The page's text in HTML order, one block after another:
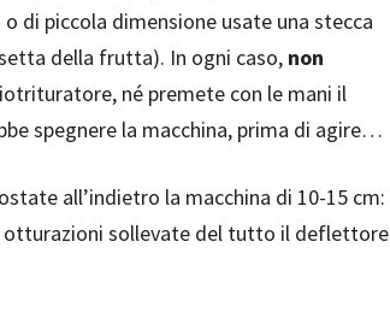
di piccola dimensione usate una stecca
della frutta). In ogni caso, non
né premete con le mani il
spegnere la macchina, prima di agire…
all’indietro la macchina di 10-15 cm:
otturazioni sollevate del tutto il deflettore